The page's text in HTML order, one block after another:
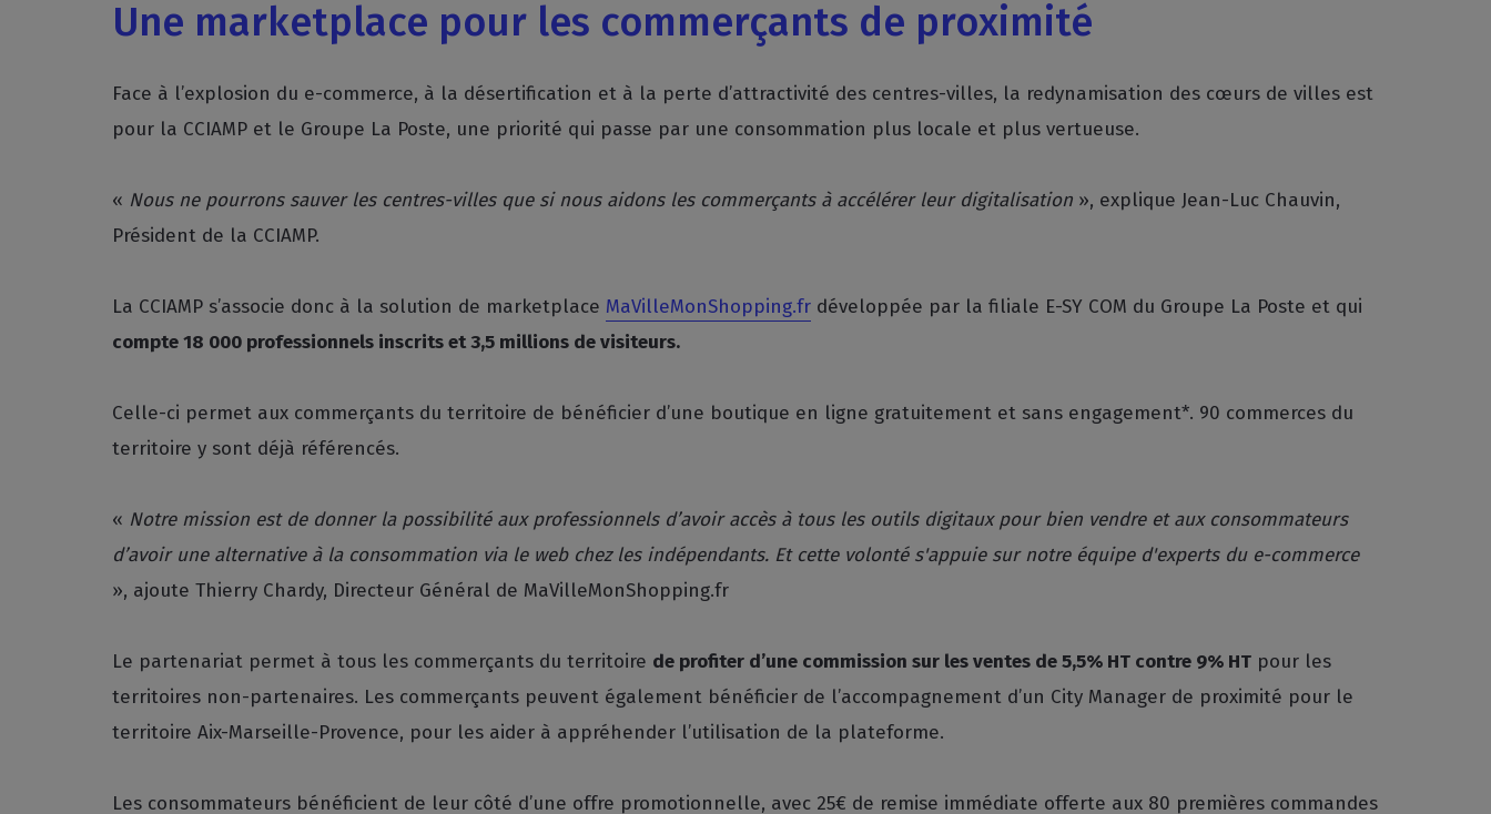
Une marketplace pour les commerçants de proximité
Face à l’explosion du e-commerce, à la désertification et à la perte d’attractivité des centres-villes, la redynamisation des cœurs de villes est
pour la CCIAMP et le Groupe La Poste, une priorité qui passe par une consommation plus locale et plus vertueuse.
« Nous ne pourrons sauver les centres-villes que si nous aidons les commerçants à accélérer leur digitalisation », explique Jean-Luc Chauvin,
Président de la CCIAMP.
La CCIAMP s’associe donc à la solution de marketplace MaVilleMonShopping.frdéveloppée par la filiale E-SY COM du Groupe La Poste et qui
compte 18 000 professionnels inscrits et 3,5 millions de visiteurs.
Celle-ci permet aux commerçants du territoire de bénéficier d’une boutique en ligne gratuitement et sans engagement*. 90 commerces du
territoire y sont déjà référencés.
« Notre mission est de donner la possibilité aux professionnels d’avoir accès à tous les outils digitaux pour bien vendre et aux consommateurs
d’avoir une alternative à la consommation via le web chez les indépendants. Et cette volonté s'appuie sur notre équipe d'experts du e-commerce
», ajoute Thierry Chardy, Directeur Général de MaVilleMonShopping.fr
Le partenariat permet à tous les commerçants du territoire de profiter d’une commission sur les ventes de 5,5% HT contre 9% HTpour les
territoires non-partenaires. Les commerçants peuvent également bénéficier de l’accompagnement d’un City Manager de proximité pour le
territoire Aix-Marseille-Provence, pour les aider à appréhender l’utilisation de la plateforme.
Les consommateurs bénéficient de leur côté d’une offre promotionnelle, avec 25€ de remise immédiate offerte aux 80 premières commandes